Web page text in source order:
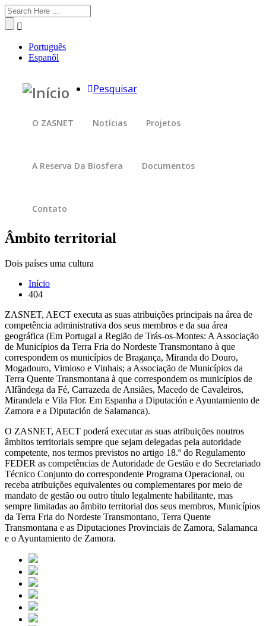
Passar
para
o
conteúdo
principal
Search
Português
Espanõl
O ZASNET Notícias Projetos
A Reserva Da Biosfera Documentos
Contato
Pesquisar
Âmbito territorial
Dois países uma cultura
Navegação
estrutural
Início
404
ZASNET, AECT executa as suas atribuições principais na área de
competência administrativa dos seus membros e da sua área
geográfica (Em Portugal a Região de Trás-os-Montes: A Associação
de Municípios da Terra Fria do Nordeste Transmontano à que
correspondem os municípios de Bragança, Miranda do Douro,
Mogadouro, Vimioso e Vinhais; a Associação de Municípios da
Terra Quente Transmontana à que correspondem os municípios de
Alfândega da Fé, Carrazeda de Ansiães, Macedo de Cavaleiros,
Mirandela e Vila Flor. Em Espanha a Diputación e Ayuntamiento de
Zamora e a Diputación de Salamanca).
O ZASNET, AECT poderá executar as suas atribuições noutros
âmbitos territoriais sempre que sejam delegadas pela autoridade
competente, nos termos previstos no artigo 18.º do Regulamento
FEDER as competências de Autoridade de Gestão e do Secretariado
Técnico Conjunto do correspondente Programa Operacional, ou
receba atribuições equivalentes ou complementares por meio de
mandato de gestão ou outro título legalmente habilitante, mas
sempre limitadas ao âmbito territorial dos seus membros, Municípios
da Terra Fria do Nordeste Transmontano, Terra Quente
Transmontana e as Diputaciones Provinciais de Zamora, Salamanca
e o Ayuntamiento de Zamora.